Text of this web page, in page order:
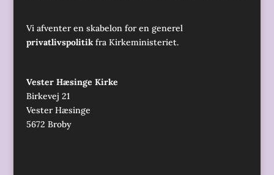
Vi afventer en skabelon for en generel
privatlivspolitikfra Kirkeministeriet.
Vester Hæsinge Kirke
Birkevej 21
Vester Hæsinge
5672 Broby